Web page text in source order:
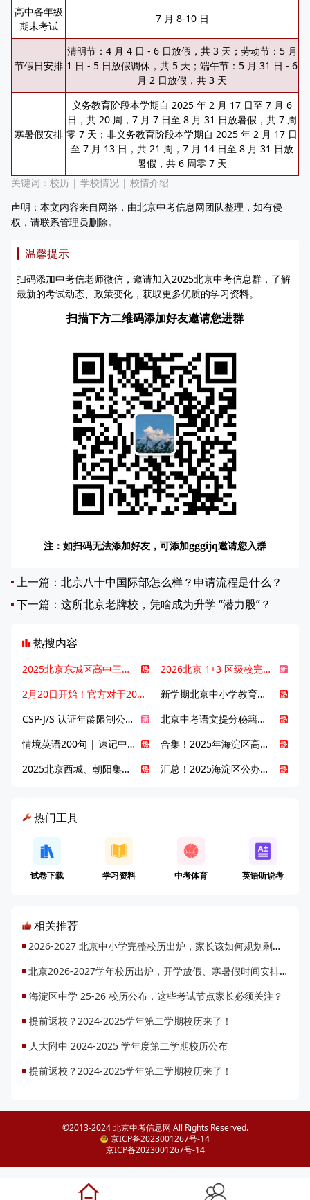
高中各年级
期末考试
7 月 8-10 日
节假日安排
清明节：4 月 4 日 - 6 日放假，共 3 天；劳动节：5 月
1 日 - 5 日放假调休，共 5 天；端午节：5 月 31 日 - 6
月 2 日放假，共 3 天
寒暑假安排
义务教育阶段本学期自 2025 年 2 月 17 日至 7 月 6
日，共 20 周，7 月 7 日至 8 月 31 日放暑假，共 7 周
零 7 天；非义务教育阶段本学期自 2025 年 2 月 17 日
至 7 月 13 日，共 21 周，7 月 14 日至 8 月 31 日放
暑假，共 6 周零 7 天
关键词： 校历 | 学校情况 | 校情介绍
声明：本文内容来自网络，由北京中考信息网团队整理，如有侵
权，请联系管理员删除。
温馨提示
扫码添加中考信老师微信，邀请加入2025北京中考信息群，了解
最新的考试动态、政策变化，获取更多优质的学习资料。
扫描下方二维码添加好友邀请您进群
注：如扫码无法添加好友，可添加gggijq邀请您入群
上一篇： 北京八十中国际部怎么样？申请流程是什么？
下一篇： 这所北京老牌校，凭啥成为升学 “潜力股”？
热搜内容
2025北京东城区高中三大梯队高中有哪些？录取分数线是多少？
2026北京 1+3 区级校完整名单发布，13549 个名额该如何规划报考？
2月20日开始！官方对于2025年北京市中招体检问题解答！
新学期北京中小学教育八大变化全解析：学位、政策、教学等方面迎新变革
CSP-J/S 认证年龄限制公告发布，新规即日起实施！
北京中考语文提分秘籍！攻克 5000 易混易错字
情境英语200句 | 速记中考英语1600词
合集！2025年海淀区高中校情介绍
2025北京西城、朝阳集团校直升新动态
汇总！2025海淀区公办高中校情全解
热门工具
试卷下载 学习资料 中考体育 英语听说考
相关推荐
2026-2027 北京中小学完整校历出炉，家长该如何规划剩余暑假做好开学准备？
北京2026-2027学年校历出炉，开学放假、寒暑假时间安排是什么？
海淀区中学 25-26 校历公布，这些考试节点家长必须关注？
提前返校？2024-2025学年第二学期校历来了！
人大附中 2024-2025 学年度第二学期校历公布
提前返校？2024-2025学年第二学期校历来了！
©2013-2024 北京中考信息网 All Rights Reserved.
京ICP备2023001267号-14
京ICP备2023001267号-14